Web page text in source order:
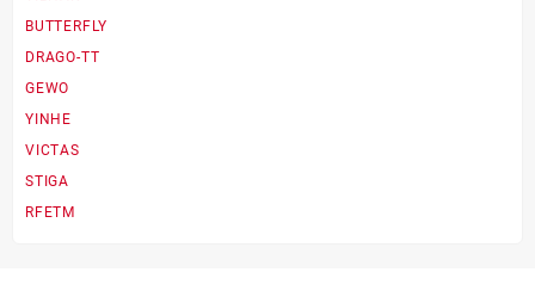
BUTTERFLY
DRAGO-TT
GEWO
YINHE
VICTAS
STIGA
RFETM